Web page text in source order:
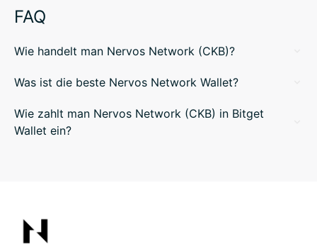
FAQ
Wie handelt man Nervos Network (CKB)?
Was ist die beste Nervos Network Wallet?
Wie zahlt man Nervos Network (CKB) in Bitget
Wallet ein?